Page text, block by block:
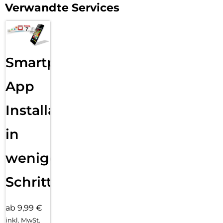
Smartphone-Ständer – im Hoch- oder Querformat. Perfekt
für Videocalls, Netflix-Sessions oder die Nutzung von Apple
StandBy als Nachttischuhr oder Info-Display. So nutzt du
Ladezeit effektiv – auch ohne Handy in der Hand.
Überall einsetzbar – weltweit kompatibel:
Egal ob Geschäftsreise, Roadtrip oder Urlaub: Dieses
austauschbaren EU- und US-Steckern sowie universeller
Standards und immer einsatzbereit – ganz ohne zusätzliche
Adapter oder Ladegeräte im Gepäck.
Verwandte Services
Smartphone
App
Installation
in
wenigen
Schritten
ab 9,99 €
inkl. MwSt.